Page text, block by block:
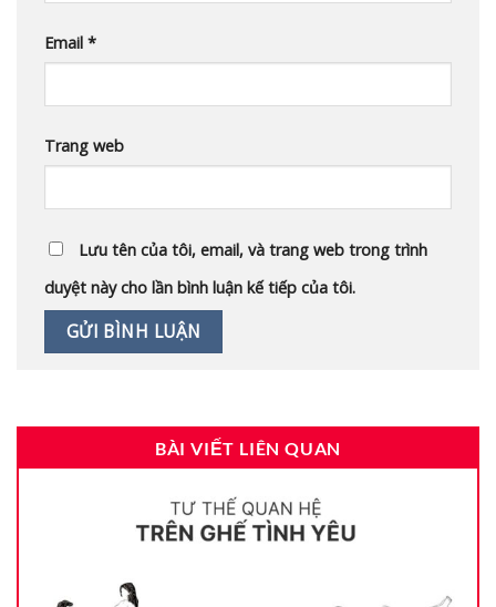
Email *
Trang web
Lưu tên của tôi, email, và trang web trong trình
duyệt này cho lần bình luận kế tiếp của tôi.
BÀI VIẾT LIÊN QUAN